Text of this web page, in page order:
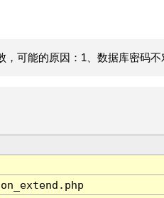
可能的原因：1、数据库密码不